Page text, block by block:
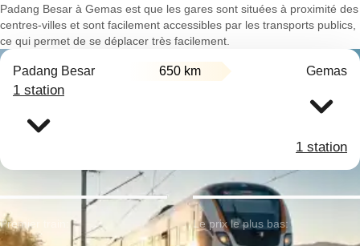
Padang Besar à Gemas est que les gares sont situées à proximité des
centres-villes et sont facilement accessibles par les transports publics,
ce qui permet de se déplacer très facilement.
Padang Besar 650 km Gemas
1 station
1 station
Premier train: Le prix le plus bas: